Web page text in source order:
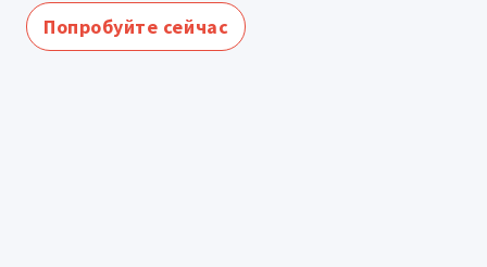
Попробуйте сейчас